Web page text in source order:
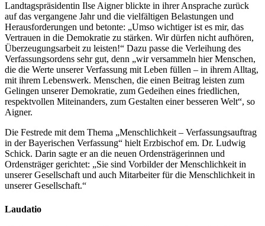
Landtagspräsidentin Ilse Aigner blickte in ihrer Ansprache zurück
auf das vergangene Jahr und die vielfältigen Belastungen und
Herausforderungen und betonte: „Umso wichtiger ist es mir, das
Vertrauen in die Demokratie zu stärken. Wir dürfen nicht aufhören,
Überzeugungsarbeit zu leisten!“ Dazu passe die Verleihung des
Verfassungsordens sehr gut, denn „wir versammeln hier Menschen,
die die Werte unserer Verfassung mit Leben füllen – in ihrem Alltag,
mit ihrem Lebenswerk. Menschen, die einen Beitrag leisten zum
Gelingen unserer Demokratie, zum Gedeihen eines friedlichen,
respektvollen Miteinanders, zum Gestalten einer besseren Welt“, so
Aigner.
Die Festrede mit dem Thema „Menschlichkeit – Verfassungsauftrag
in der Bayerischen Verfassung“ hielt Erzbischof em. Dr. Ludwig
Schick. Darin sagte er an die neuen Ordensträgerinnen und
Ordensträger gerichtet: „Sie sind Vorbilder der Menschlichkeit in
unserer Gesellschaft und auch Mitarbeiter für die Menschlichkeit in
unserer Gesellschaft.“
Laudatio